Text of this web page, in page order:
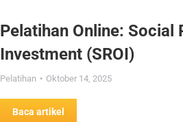
Pelatihan Online: Social
Investment (SROI)
Pelatihan Oktober 14, 2025
Baca artikel